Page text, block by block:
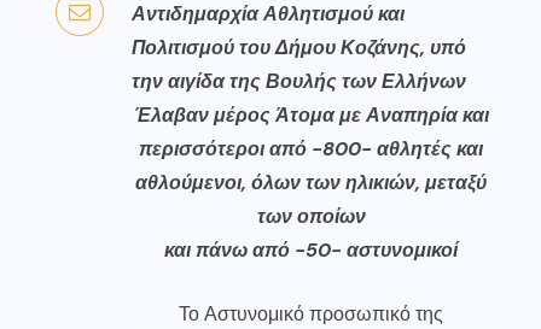
Αντιδημαρχία Αθλητισμού και
Πολιτισμού του Δήμου Κοζάνης, υπό
την αιγίδα της Βουλής των Ελλήνων
Έλαβαν μέρος Άτομα με Αναπηρία και
περισσότεροι από -800- αθλητές και
αθλούμενοι, όλων των ηλικιών, μεταξύ
των οποίων
και πάνω από -50- αστυνομικοί
Το Αστυνομικό προσωπικό της